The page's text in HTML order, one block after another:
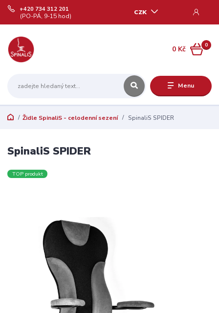
Menu
CZK
+420 734 312 201
(PO-PÁ, 9-15 hod)
0
0 Kč
Židle SpinaliS - celodenní sezení SpinaliS SPIDER
SpinaliS SPIDER
TOP produkt